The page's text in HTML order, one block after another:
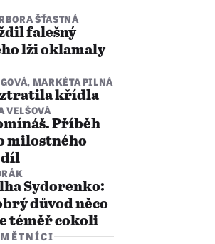
ŠŤASTNÁ
falešný
lži oklamaly
, MARKÉTA PILNÁ
křídla
VELŠOVÁ
Příběh
milostného
díl
Sydorenko:
důvod něco
téměř cokoli